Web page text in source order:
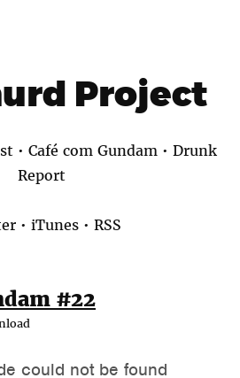
Project
• Café com Gundam • Drunk
Report
• iTunes • RSS
#22